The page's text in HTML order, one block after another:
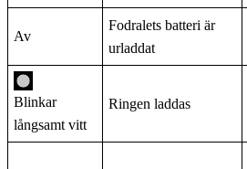
Av
Fodralets batteri är
urladdat
Blinkar
långsamt vitt
Ringen laddas